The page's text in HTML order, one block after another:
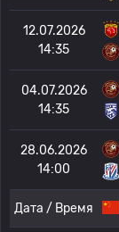
12.07.2026
14:35
04.07.2026
14:35
28.06.2026
14:00
Дата / Время